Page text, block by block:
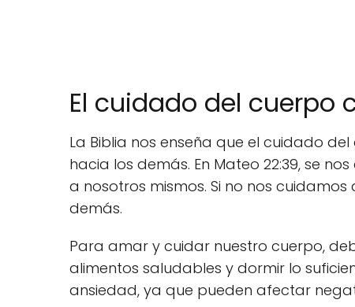
El cuidado del
La Biblia nos enseña que el cuidado
hacia los demás. En Mateo 22:39, se
a nosotros mismos. Si no nos
demás.
Para amar y cuidar nuestro cuerpo,
alimentos saludables y dormir lo
ansiedad, ya que pueden afectar